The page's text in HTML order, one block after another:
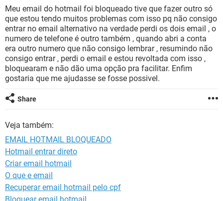
INSTAGRAM GMAIL
GUIA DE COMPRAS
OUTLOOK EXCEL
INSTAGRAM GMAIL
GUIA DE COMPRAS
JOGOS WHATSAPP
CELULAR FACEBOOK
OUTLOOK EXCEL
INSTAGRAM GMAIL
GUIA DE COMPRAS
Meu email do hotmail foi bloqueado tive que fazer outro só
que estou tendo muitos problemas com isso pq não consigo
entrar no email alternativo na verdade perdi os dois email , o
numero de telefone é outro também , quando abri a conta
era outro numero que não consigo lembrar , resumindo não
consigo entrar , perdi o email e estou revoltada com isso ,
bloquearam e não dão uma opção pra facilitar. Enfim
gostaria que me ajudasse se fosse possivel.
Share
Veja também:
EMAIL HOTMAIL BLOQUEADO
Hotmail entrar direto
Criar email hotmail
O que e email
Recuperar email hotmail pelo cpf